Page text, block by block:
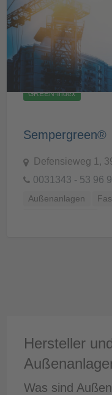
GREEN-Index
Sempergreen®
Defensieweg 1,
0031343 - 53 96
Außenanlagen
Hersteller
Was sind